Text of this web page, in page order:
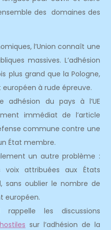
des domaines des
l’Union connaît une
massives. L’adhésion
plus grand que la Pologne,
à rude épreuve.
adhésion du pays à l’UE
immédiat de l’article
commune contre une
État membre.
un autre problème :
voix attribuées aux États
sans oublier le nombre de
européen.
rappelle les discussions
sur l’adhésion de la